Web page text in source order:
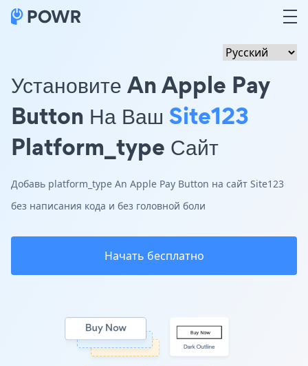
Установите An Apple Pay
Button На Ваш Site123
Platform_type Сайт
Добавь platform_type An Apple Pay Button на сайт Site123
без написания кода и без головной боли
Начать бесплатно